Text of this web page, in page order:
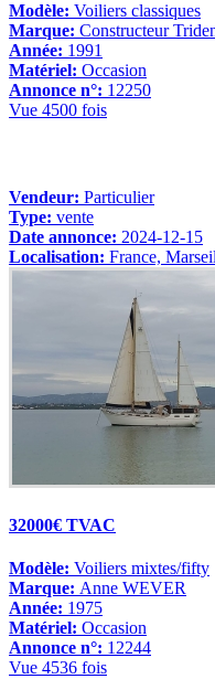
Modèle: Voiliers classiques
Marque: Constructeur
Année: 1991
Matériel: Occasion
Annonce n°: 12250
Vue 4500 fois
Vendeur: Particulier
Type: vente
Date annonce: 2024-12-15
Localisation: France,
32000€ TVAC
Modèle: Voiliers mixtes/fifty
Marque: Anne WEVER
Année: 1975
Matériel: Occasion
Annonce n°: 12244
Vue 4536 fois